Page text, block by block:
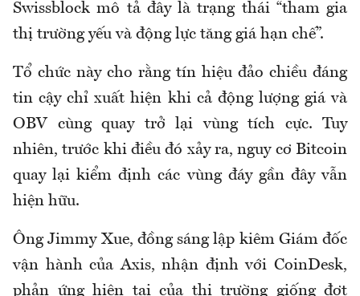
Swissblock mô tả đây là trạng thái “tham gia
thị trường yếu và động lực tăng giá hạn chế”.
Tổ chức này cho rằng tín hiệu đảo chiều đáng
tin cậy chỉ xuất hiện khi cả động lượng giá và
OBV cùng quay trở lại vùng tích cực. Tuy
nhiên, trước khi điều đó xảy ra, nguy cơ Bitcoin
quay lại kiểm định các vùng đáy gần đây vẫn
hiện hữu.
Ông Jimmy Xue, đồng sáng lập kiêm Giám đốc
vận hành của Axis, nhận định với CoinDesk,
phản ứng hiện tại của thị trường giống đợt